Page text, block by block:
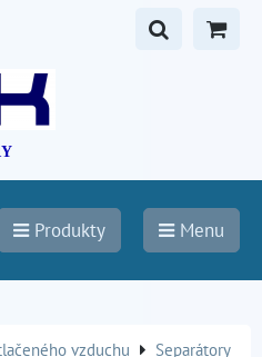
Produkty Menu
vzduchu
Separátory